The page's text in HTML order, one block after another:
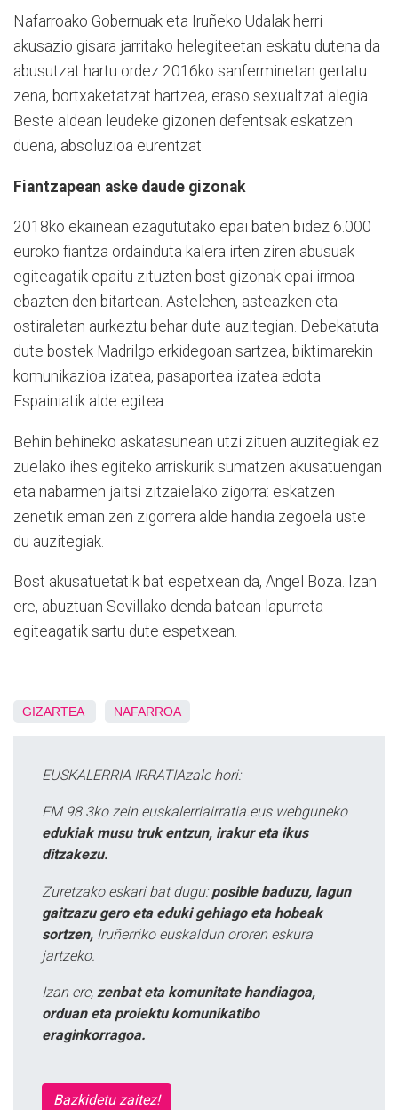
Nafarroako Gobernuak eta Iruñeko Udalak herri
akusazio gisara jarritako helegiteetan eskatu dutena da
abusutzat hartu ordez 2016ko sanferminetan gertatu
zena, bortxaketatzat hartzea, eraso sexualtzat alegia.
Beste aldean leudeke gizonen defentsak eskatzen
duena, absoluzioa eurentzat.
Fiantzapean aske daude gizonak
2018ko ekainean ezagututako epai baten bidez 6.000
euroko fiantza ordainduta kalera irten ziren abusuak
egiteagatik epaitu zituzten bost gizonak epai irmoa
ebazten den bitartean. Astelehen, asteazken eta
ostiraletan aurkeztu behar dute auzitegian. Debekatuta
dute bostek Madrilgo erkidegoan sartzea, biktimarekin
komunikazioa izatea, pasaportea izatea edota
Espainiatik alde egitea.
Behin behineko askatasunean utzi zituen auzitegiak ez
zuelako ihes egiteko arriskurik sumatzen akusatuengan
eta nabarmen jaitsi zitzaielako zigorra: eskatzen
zenetik eman zen zigorrera alde handia zegoela uste
du auzitegiak.
Bost akusatuetatik bat espetxean da, Angel Boza. Izan
ere, abuztuan Sevillako denda batean lapurreta
egiteagatik sartu dute espetxean.
GIZARTEA NAFARROA
EUSKALERRIA IRRATIAzale hori:
FM 98.3ko zein euskalerriairratia.eus webguneko
edukiak musu truk entzun, irakur eta ikus
ditzakezu.
Zuretzako eskari bat dugu: posible baduzu, lagun
gaitzazu gero eta eduki gehiago eta hobeak
sortzen, Iruñerriko euskaldun ororen eskura
jartzeko.
Izan ere, zenbat eta komunitate handiagoa,
orduan eta proiektu komunikatibo
eraginkorragoa.
Bazkidetu zaitez!